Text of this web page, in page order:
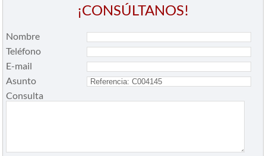
¡CONSÚLTANOS!
Nombre
Teléfono
E-mail
Asunto
Consulta